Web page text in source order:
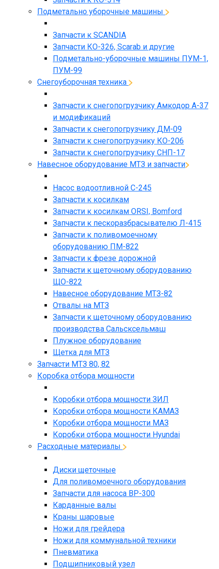
Подметально уборочные машины
Запчасти к SCANDIA
Запчасти КО-326, Scarab и другие
Подметально-уборочные машины ПУМ-1,
ПУМ-99
Снегоуборочная техника
Запчасти к снегопогрузчику Амкодор А-37
и модификаций
Запчасти к снегопогрузчику ДМ-09
Запчасти к снегопогрузчику КО-206
Запчасти к снегопогрузчику СНП-17
Навесное оборудование МТЗ и запчасти
Насос водоотливной С-245
Запчасти к косилкам
Запчасти к косилкам ORSI, Bomford
Запчасти к пескоразбрасывателю Л-415
Запчасти к поливомоечному
оборудованию ПМ-822
Запчасти к фрезе дорожной
Запчасти к щеточному оборудованию
ЩО-822
Навесное оборудование МТЗ-82
Отвалы на МТЗ
Запчасти к щеточному оборудованию
производства Сальсксельмаш
Плужное оборудование
Щетка для МТЗ
Запчасти МТЗ 80, 82
Коробка отбора мощности
Коробки отбора мощности ЗИЛ
Коробки отбора мощности КАМАЗ
Коробки отбора мощности МАЗ
Коробки отбора мощности Hyundai
Расходные материалы
Диски щеточные
Для поливомоечного оборудования
Запчасти для насоса BP-300
Карданные валы
Краны шаровые
Ножи для грейдера
Ножи для коммунальной техники
Пневматика
Подшипниковый узел